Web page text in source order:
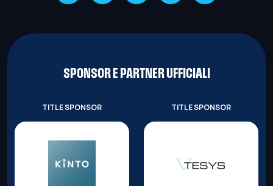
SPONSOR E PARTNER UFFICIALI
TITLE SPONSOR TITLE SPONSOR